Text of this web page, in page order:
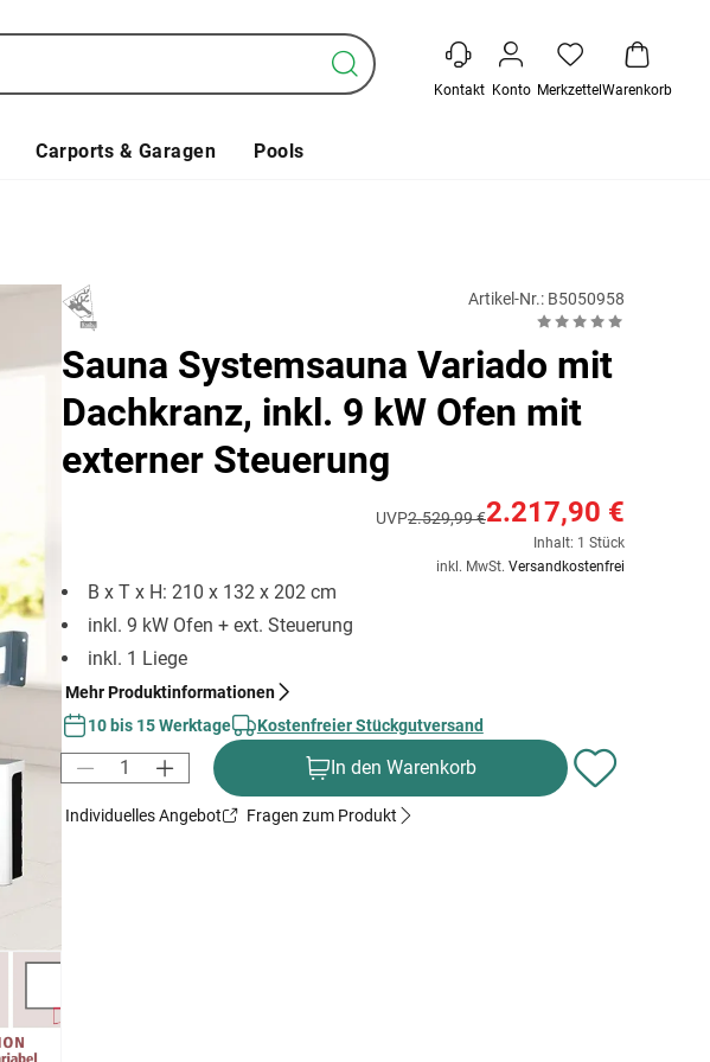
Kontakt Konto Merkzettel Warenkorb
Carports & Garagen Pools
Artikel-Nr.: B5050958
Sauna Systemsauna Variado mit
Dachkranz, inkl. 9 kW Ofen mit
externer Steuerung
UVP2.529,99 €2.217,90 €
Inhalt: 1 Stück
inkl. MwSt. Versandkostenfrei
B x T x H: 210 x 132 x 202 cm
inkl. 9 kW Ofen + ext. Steuerung
inkl. 1 Liege
Mehr Produktinformationen
10 bis 15 Werktage
Kostenfreier Stückgutversand
In den Warenkorb
Individuelles Angebot Fragen zum Produkt